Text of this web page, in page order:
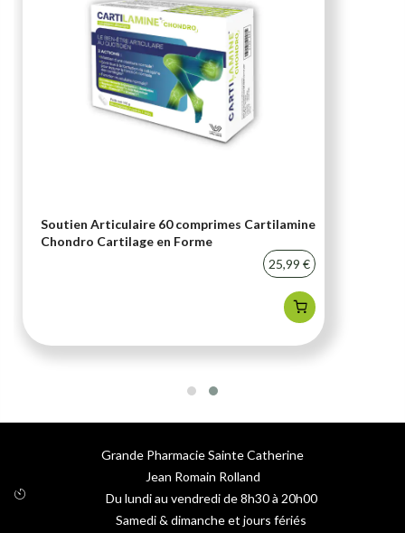
Soutien Articulaire 60 comprimes Cartilamine
Chondro Cartilage en Forme
25,99 €
Grande Pharmacie Sainte Catherine
Jean Romain Rolland
Du lundi au vendredi de 8h30 à 20h00
Samedi & dimanche et jours fériés